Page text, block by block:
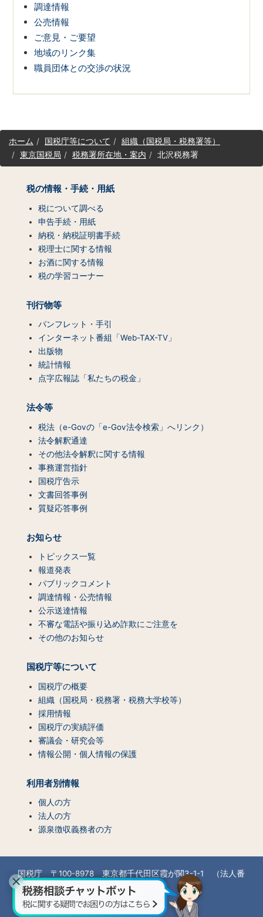
調達情報
公売情報
ご意見・ご要望
地域のリンク集
職員団体との交渉の状況
サ
イホーム 国税庁等について
組織（国税局・税務署等）
東京国税局
税務署所在地・案内 北沢税務署
税の情報・手続・用紙
税について調べる
申告手続・用紙
納税・納税証明書手続
税理士に関する情報
お酒に関する情報
税の学習コーナー
刊行物等
パンフレット・手引
インターネット番組「Web-TAX-TV」
出版物
統計情報
点字広報誌「私たちの税金」
法令等
税法（e-Govの「e-Gov法令検索」へリンク）
法令解釈通達
その他法令解釈に関する情報
事務運営指針
国税庁告示
文書回答事例
質疑応答事例
お知らせ
トピックス一覧
報道発表
パブリックコメント
調達情報・公売情報
公示送達情報
不審な電話や振り込め詐欺にご注意を
その他のお知らせ
国税庁等について
国税庁の概要
組織（国税局・税務署・税務大学校等）
採用情報
国税庁の実績評価
審議会・研究会等
情報公開・個人情報の保護
利用者別情報
個人の方
法人の方
源泉徴収義務者の方
国税庁 〒100-8978 東京都千代田区霞が関3-1-1 （法人番
号7000012050002）
所在地情報